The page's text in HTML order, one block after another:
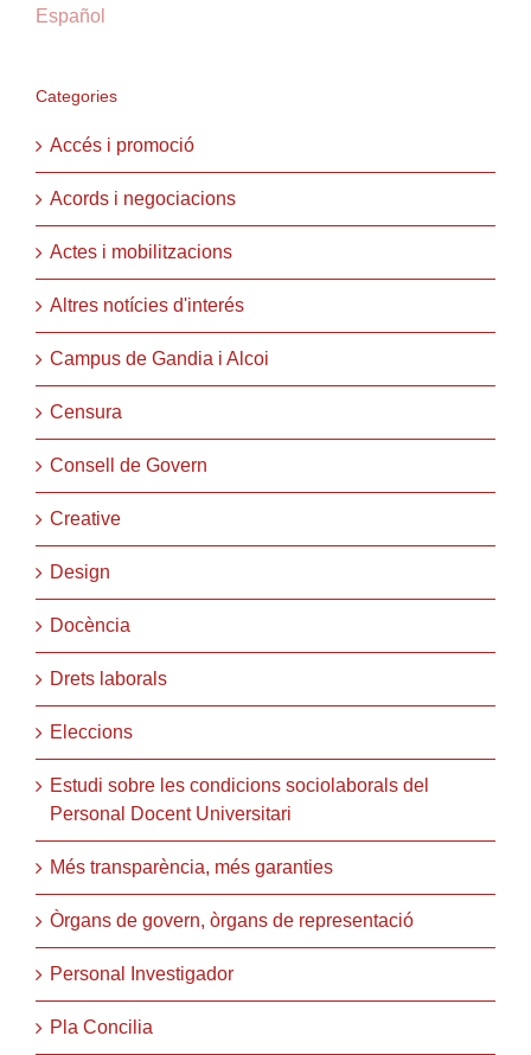
Español
Categories
Accés i promoció
Acords i negociacions
Actes i mobilitzacions
Altres notícies d'interés
Campus de Gandia i Alcoi
Censura
Consell de Govern
Creative
Design
Docència
Drets laborals
Eleccions
Estudi sobre les condicions sociolaborals del
Personal Docent Universitari
Més transparència, més garanties
Òrgans de govern, òrgans de representació
Personal Investigador
Pla Concilia